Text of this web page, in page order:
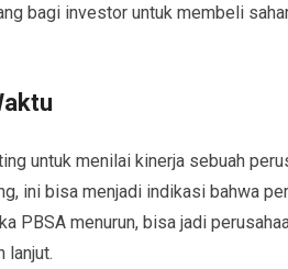
bagi investor untuk membeli
untuk menilai kinerja sebuah
ini bisa menjadi indikasi bahwa
PBSA menurun, bisa jadi
lanjut.